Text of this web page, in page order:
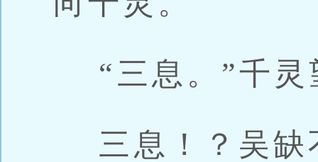
“三息。”千灵
三息！？吴缺